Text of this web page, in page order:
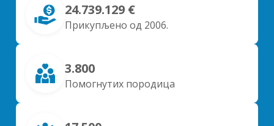
24.739.129 €
Прикупљено од 2006.
3.800
Помогнутих породица